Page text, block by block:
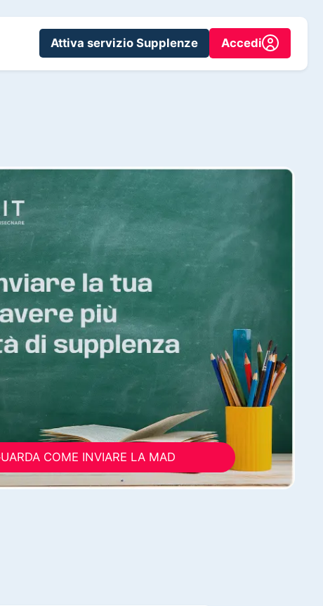
Attiva servizio Supplenze Accedi
COME INVIARE LA MAD